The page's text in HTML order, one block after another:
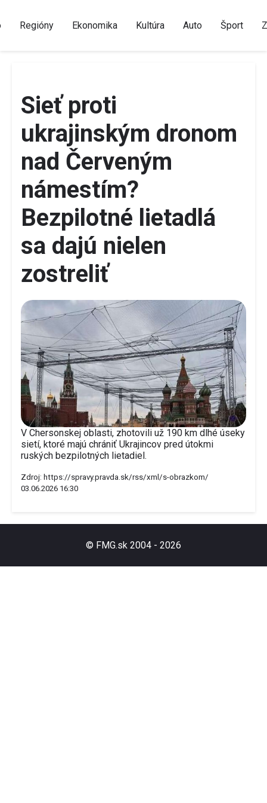
Regióny Ekonomika Kultúra Auto Šport
Sieť proti
ukrajinským dronom
nad Červeným
námestím?
Bezpilotné lietadlá
sa dajú nielen
zostreliť
V Chersonskej oblasti, zhotovili už 190 km dlhé úseky
sietí, ktoré majú chrániť Ukrajincov pred útokmi
ruských bezpilotných lietadiel.
Zdroj: https://spravy.pravda.sk/rss/xml/s-obrazkom/
03.06.2026 16:30
© FMG.sk 2004 - 2026